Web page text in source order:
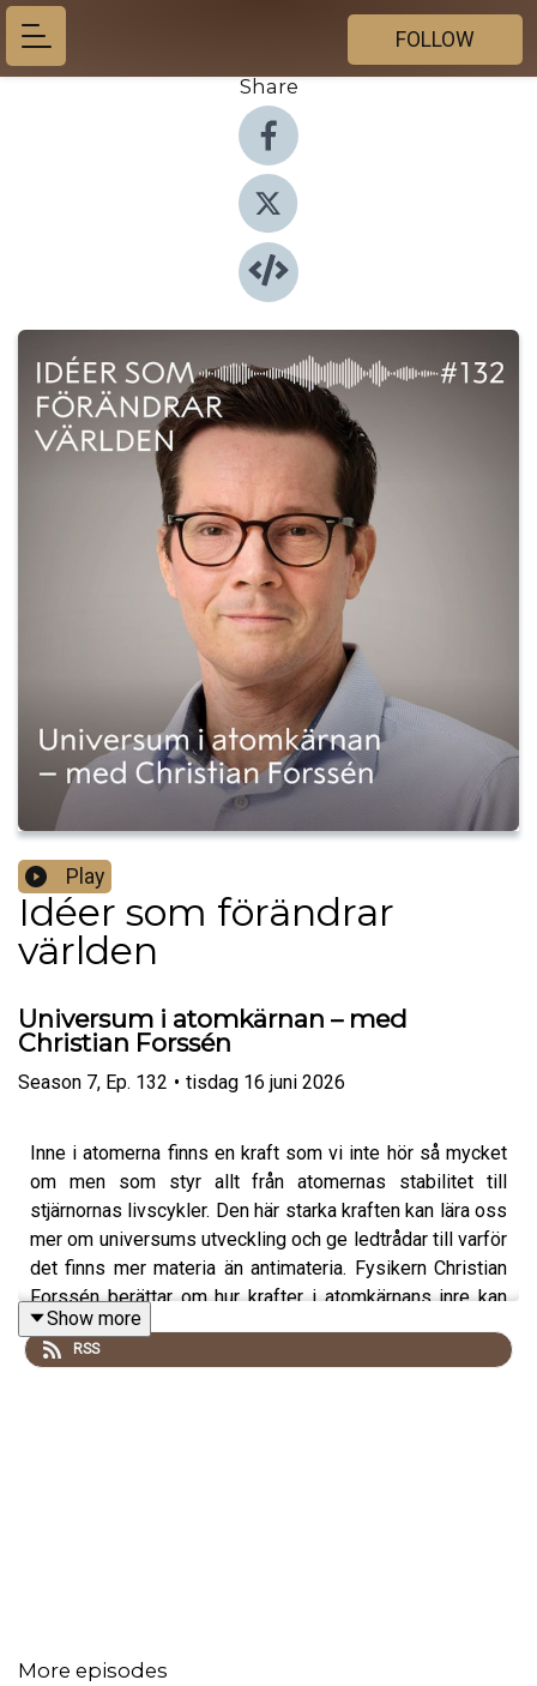
FOLLOW
Share
Play
Idéer som förändrar
världen
Universum i atomkärnan – med
Christian Forssén
Season 7, Ep. 132 • tisdag 16 juni 2026
Inne i atomerna finns en kraft som vi inte hör så mycket
om men som styr allt från atomernas stabilitet till
stjärnornas livscykler. Den här starka kraften kan lära oss
mer om universums utveckling och ge ledtrådar till varför
det finns mer materia än antimateria. Fysikern Christian
Forssén berättar om hur krafter i atomkärnans inre kan
spegla universums största gåtor.
Show more
RSS
More episodes